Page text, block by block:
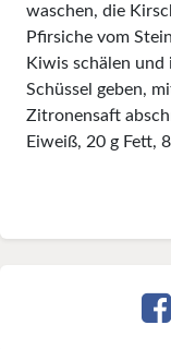
waschen, die
Pfirsiche vom
Kiwis schälen und
Schüssel geben,
Zitronensaft
Eiweiß, 20 g Fett,